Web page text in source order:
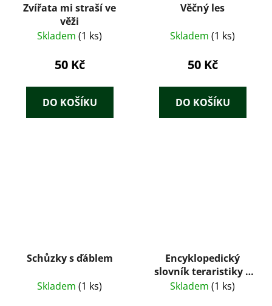
Zvířata mi straší ve
věži
Skladem (1 ks)
50 Kč
DO KOŠÍKU
Věčný les
Skladem (1 ks)
50 Kč
DO KOŠÍKU
Schůzky s ďáblem
Skladem (1 ks)
Encyklopedický
slovník teraristiky a
herpetologie
Skladem (1 ks)